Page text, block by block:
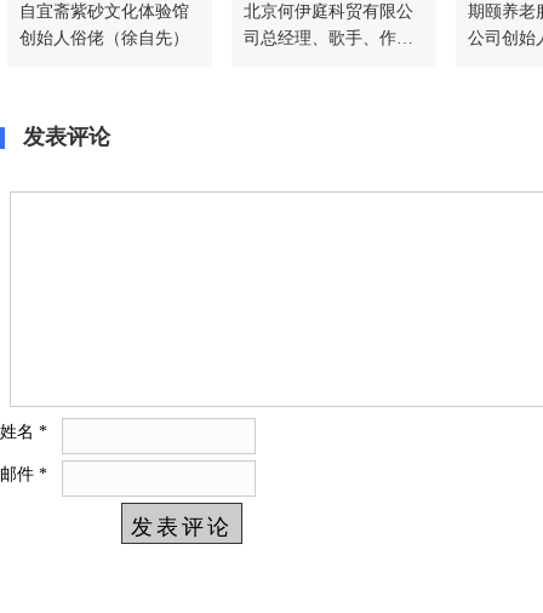
自宜斋紫砂文化体验馆
创始人俗佬（徐自先）
北京何伊庭科贸有限公
司总经理、歌手、作家
期颐养老
公司创始
发表评论
姓名 *
邮件 *